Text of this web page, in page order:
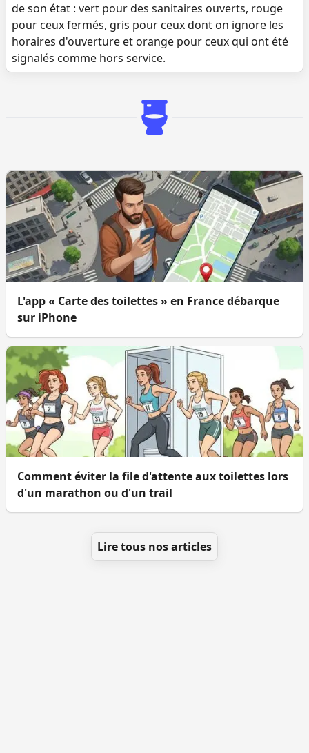
de son état : vert pour des sanitaires ouverts, rouge
pour ceux fermés, gris pour ceux dont on ignore les
horaires d'ouverture et orange pour ceux qui ont été
signalés comme hors service.
L'app « Carte des toilettes » en France débarque
sur iPhone
Comment éviter la file d'attente aux toilettes lors
d'un marathon ou d'un trail
Lire tous nos articles